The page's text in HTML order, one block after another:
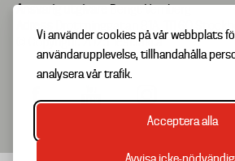
Vi använder cookies på vår webbplats
användarupplevelse, tillhandahålla
analysera vår trafik.
Acceptera alla
Ansvarig utgivareBengt Vernberg
© Copyright 2025 Testfakta